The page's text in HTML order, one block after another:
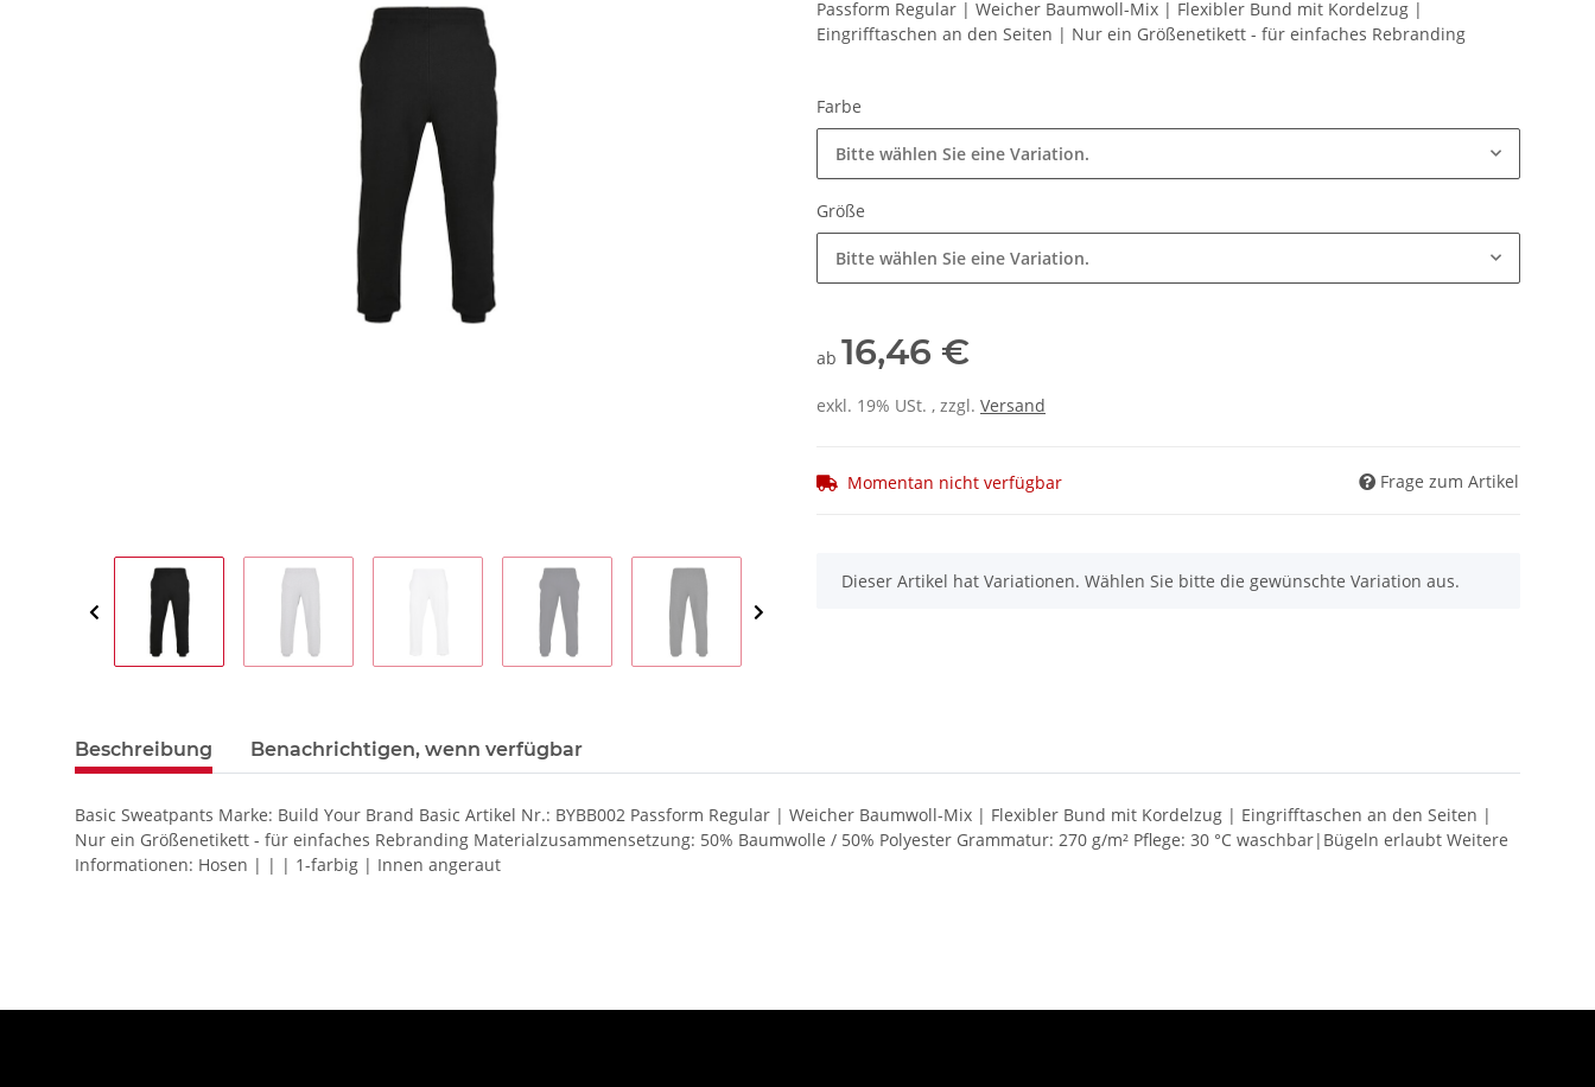
Passform Regular | Weicher Baumwoll-Mix | Flexibler Bund mit Kordelzug |
Eingrifftaschen an den Seiten | Nur ein Größenetikett - für einfaches Rebranding
Farbe
Bitte wählen Sie eine Variation.
Größe
Bitte wählen Sie eine Variation.
ab 16,46 €
exkl. 19% USt. , zzgl. Versand
Momentan nicht verfügbar Frage zum Artikel
x
Dieser Artikel hat Variationen. Wählen Sie bitte die gewünschte Variation aus.
Beschreibung Benachrichtigen, wenn verfügbar
Basic Sweatpants Marke: Build Your Brand Basic Artikel Nr.: BYBB002 Passform Regular | Weicher Baumwoll-Mix | Flexibler Bund mit Kordelzug | Eingrifftaschen an den Seiten |
Nur ein Größenetikett - für einfaches Rebranding Materialzusammensetzung: 50% Baumwolle / 50% Polyester Grammatur: 270 g/m² Pflege: 30 °C waschbar|Bügeln erlaubt Weitere
Informationen: Hosen | | | 1-farbig | Innen angeraut